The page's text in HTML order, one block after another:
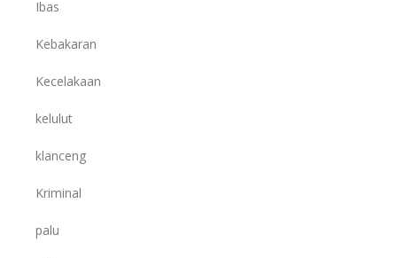
Ibas
Kebakaran
Kecelakaan
kelulut
klanceng
Kriminal
palu